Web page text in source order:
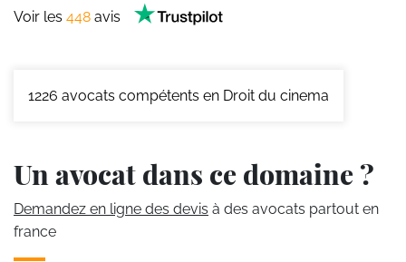
Voir les 448 avis
1226 avocats compétents en Droit du cinema
Un avocat dans ce domaine ?
Demandez en ligne des devis à des avocats partout en
france